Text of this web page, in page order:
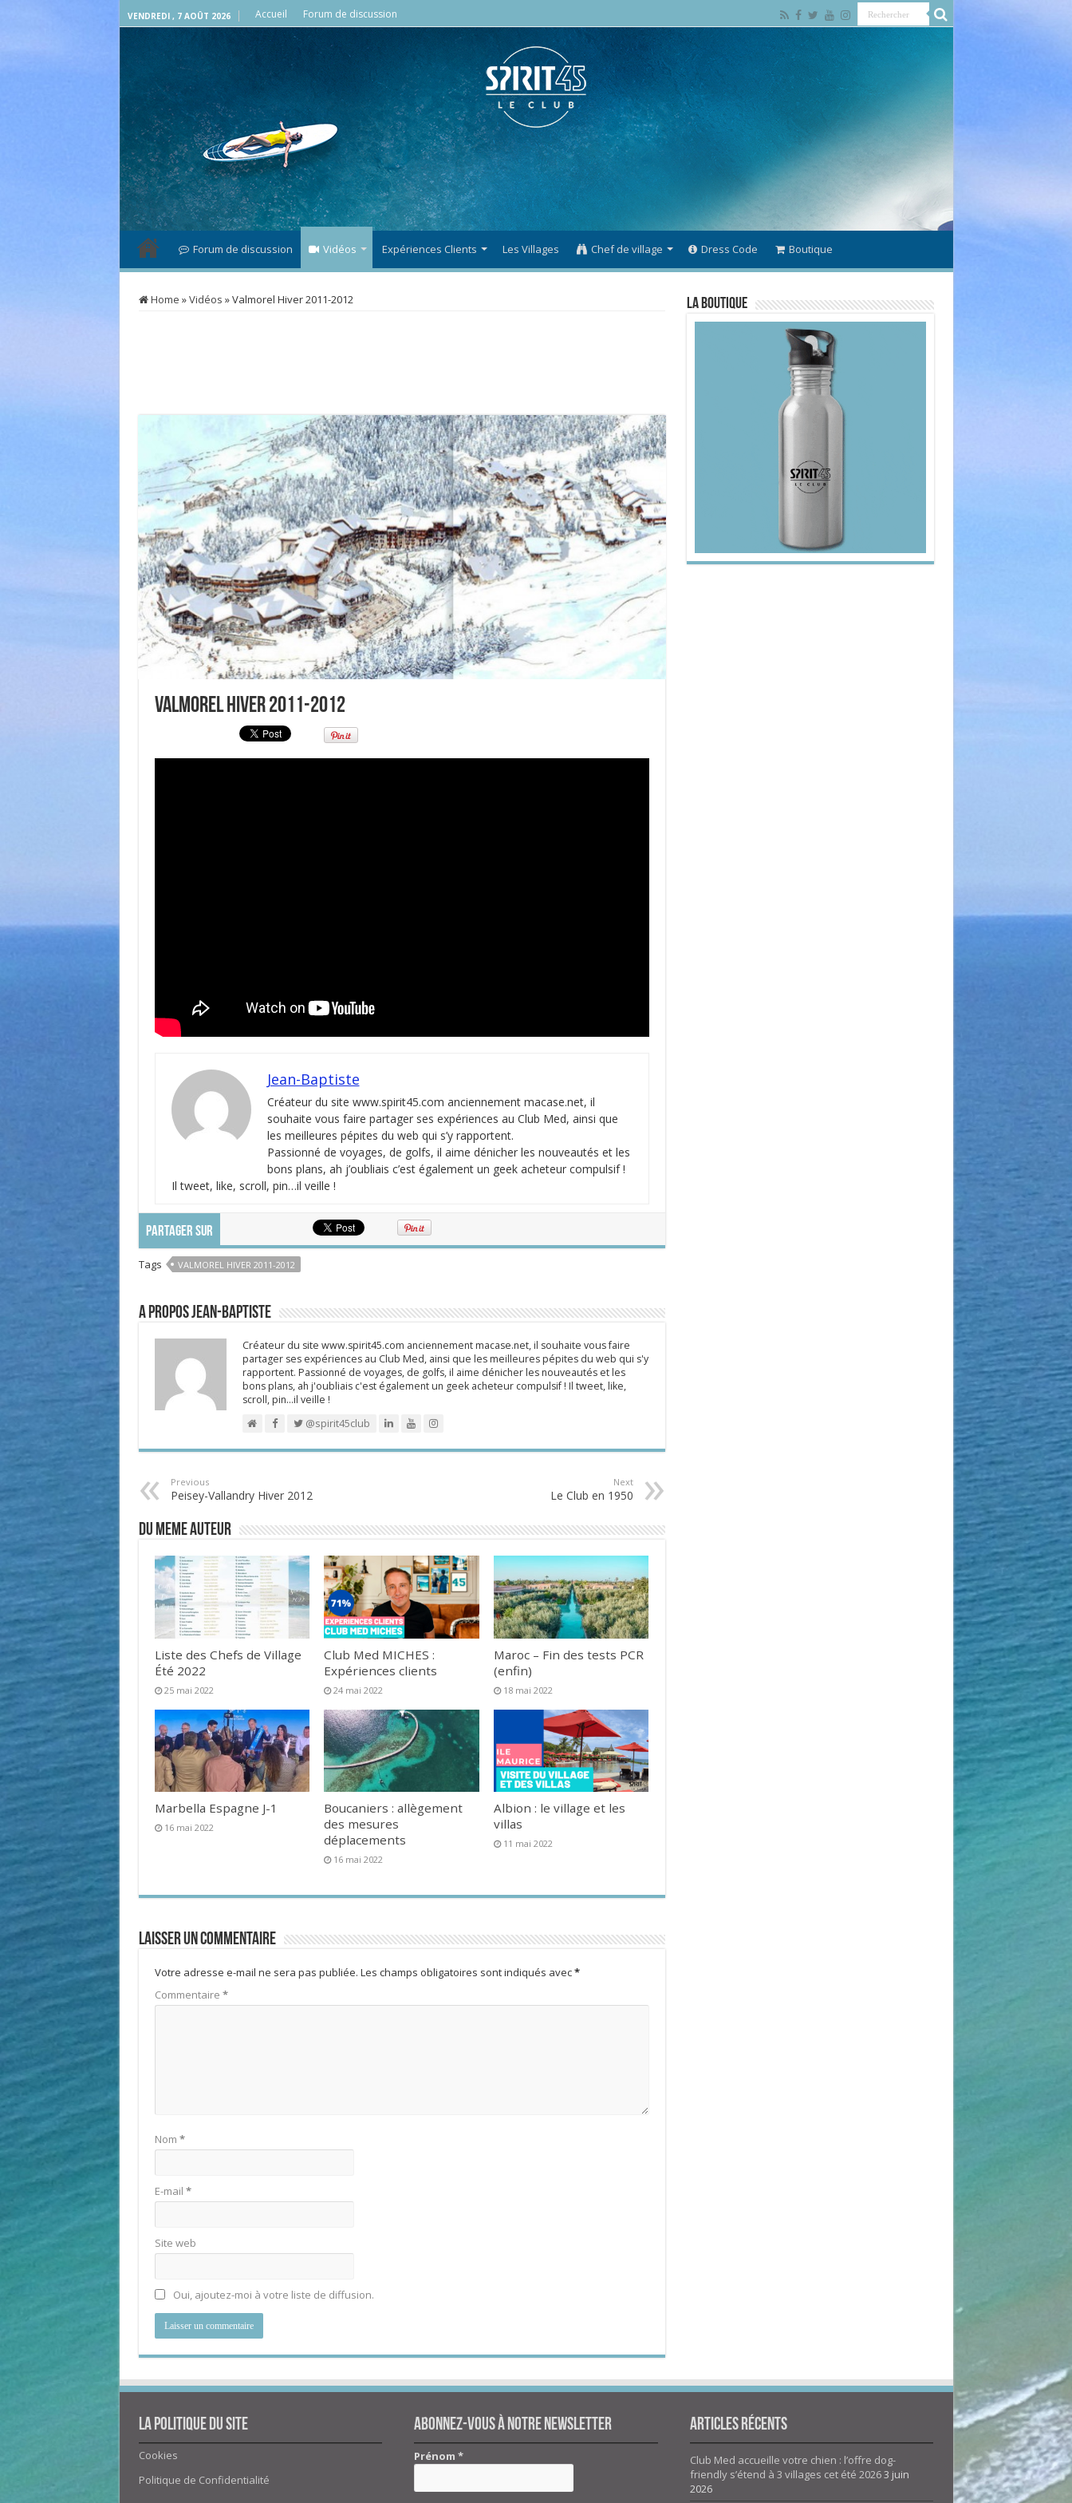
VENDREDI , 7 AOÛT 2026 Accueil Forum de discussion
Forum de discussion Vidéos Expériences Clients Les Villages Chef de village Dress Code Boutique
Home »Vidéos »Valmorel Hiver 2011-2012
Valmorel Hiver 2011-2012
Jean-Baptiste
Créateur du site www.spirit45.com anciennement macase.net, il
souhaite vous faire partager ses expériences au Club Med, ainsi que
les meilleures pépites du web qui s’y rapportent.
Passionné de voyages, de golfs, il aime dénicher les nouveautés et les
bons plans, ah j’oubliais c’est également un geek acheteur compulsif !
Il tweet, like, scroll, pin…il veille !
PARTAGER SUR
Tags VALMOREL HIVER 2011-2012
A propos Jean-Baptiste
Créateur du site www.spirit45.com anciennement macase.net, il souhaite vous faire
partager ses expériences au Club Med, ainsi que les meilleures pépites du web qui s'y
rapportent. Passionné de voyages, de golfs, il aime dénicher les nouveautés et les
bons plans, ah j'oubliais c'est également un geek acheteur compulsif ! Il tweet, like,
scroll, pin…il veille !
@spirit45club
Previous
Peisey-Vallandry Hiver 2012
Next
Le Club en 1950
DU MEME AUTEUR
Liste des Chefs de Village
Été 2022
25 mai 2022
Club Med MICHES :
Expériences clients
24 mai 2022
Maroc – Fin des tests PCR
(enfin)
18 mai 2022
Marbella Espagne J-1
16 mai 2022
Boucaniers : allègement
des mesures
déplacements
16 mai 2022
Albion : le village et les
villas
11 mai 2022
Laisser un commentaire
Votre adresse e-mail ne sera pas publiée. Les champs obligatoires sont indiqués avec*
Commentaire *
Nom *
E-mail *
Site web
Oui, ajoutez-moi à votre liste de diffusion.
La Boutique
La politique du site
Cookies
Politique de Confidentialité
Abonnez-vous à notre newsletter
Prénom*
Articles Récents
Club Med accueille votre chien : l’offre dog-
friendly s’étend à 3 villages cet été 20263 juin
2026